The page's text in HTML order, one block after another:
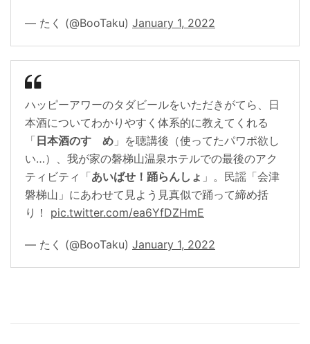
— たく (@BooTaku) January 1, 2022
ハッピーアワーのタダビールをいただきがてら、日
本酒についてわかりやすく体系的に教えてくれる
「 日本酒のすゝめ 」を聴講後（使ってたパワポ欲し
い…）、我が家の磐梯山温泉ホテルでの最後のアク
ティビティ「あいばせ！踊らんしょ 」。民謡「会津
磐梯山」にあわせて見よう見真似で踊って締め括
り！ pic.twitter.com/ea6YfDZHmE
— たく (@BooTaku) January 1, 2022